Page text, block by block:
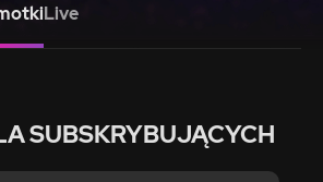
Live
SUBSKRYBUJĄCYCH